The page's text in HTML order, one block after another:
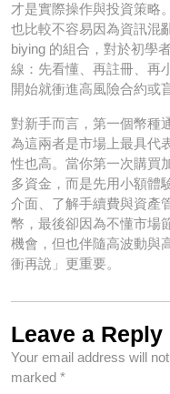
才是實際操作與投資策略
也比較不容易因為資訊混
biying 的組合，對於初學
線：先看懂、再註冊、再
開始就衝進高風險合約或
對新手而言，第一個幣種
為這兩者是市場上最具代
性也高。當你第一次購買
多資金，而是先用小額體
介面、了解手續費與資產
幣，最後卻因為不懂市場
機會，但也伴隨高波動與
衝再說」更重要。
Leave a Reply
Your email address will
marked *